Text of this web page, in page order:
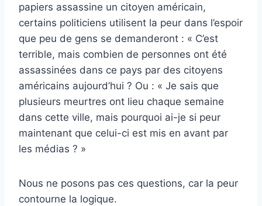
papiers assassine un citoyen américain,
certains politiciens utilisent la peur dans l’espoir
que peu de gens se demanderont : « C’est
terrible, mais combien de personnes ont été
assassinées dans ce pays par des citoyens
américains aujourd’hui ? Ou : « Je sais que
plusieurs meurtres ont lieu chaque semaine
dans cette ville, mais pourquoi ai-je si peur
maintenant que celui-ci est mis en avant par
les médias ? »
Nous ne posons pas ces questions, car la peur
contourne la logique.